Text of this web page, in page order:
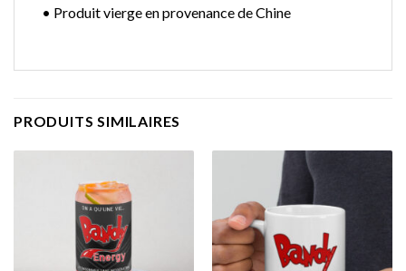
• Produit vierge en provenance de Chine
PRODUITS SIMILAIRES